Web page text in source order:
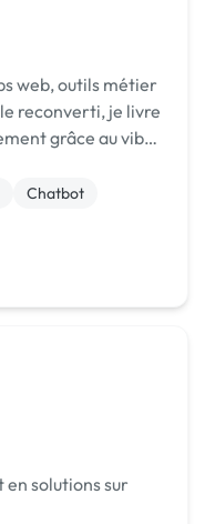
web, outils métier
reconverti, je livre
grâce au vibe
Chatbot
en solutions sur